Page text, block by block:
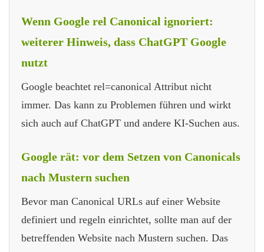
Wenn Google rel Canonical ignoriert:
weiterer Hinweis, dass ChatGPT Google
nutzt
Google beachtet rel=canonical Attribut nicht
immer. Das kann zu Problemen führen und wirkt
sich auch auf ChatGPT und andere KI-Suchen aus.
Google rät: vor dem Setzen von Canonicals
nach Mustern suchen
Bevor man Canonical URLs auf einer Website
definiert und regeln einrichtet, sollte man auf der
betreffenden Website nach Mustern suchen. Das